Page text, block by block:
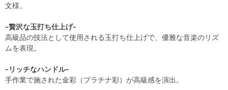
文様。
-贅沢な玉打ち仕上げ-
高級品の技法として使用される玉打ち仕上げで、優雅な音楽のリズ
ムを表現。
-リッチなハンドル-
手作業で施された金彩（プラチナ彩）が高級感を演出。